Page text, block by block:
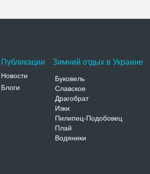
Публикации
Новости
Блоги
Зимний отдых в Украине
Буковель
Славское
Драгобрат
Изки
Пилипец-Подобовец
Плай
Водяники